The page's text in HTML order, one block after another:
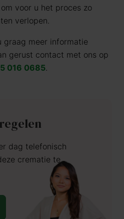
voor u het proces zo
verlopen.
meer informatie
gerust contact met ons op
016 0685.
dag telefonisch
crematie te